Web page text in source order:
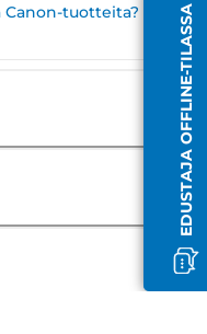
EDUSTAJA OFFLINE-TILASSA
Canon-tuotteita?